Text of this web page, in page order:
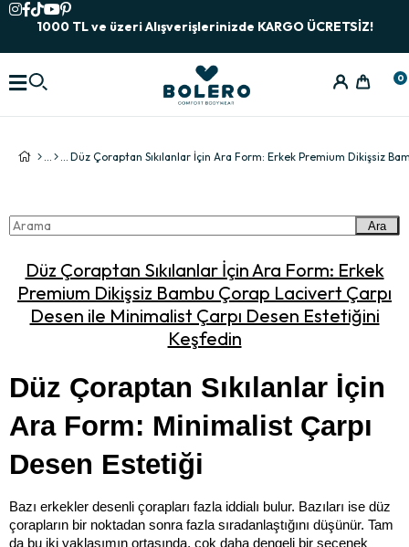
1000 TL ve üzeri Alışverişlerinizde KARGO ÜCRETSİZ!
0
Ara
Düz Çoraptan Sıkılanlar İçin Ara Form: Erkek
Premium Dikişsiz Bambu Çorap Lacivert Çarpı
Desen ile Minimalist Çarpı Desen Estetiğini
Keşfedin
Düz Çoraptan Sıkılanlar İçin
Ara Form: Minimalist Çarpı
Desen Estetiği
Bazı erkekler desenli çorapları fazla iddialı bulur. Bazıları ise düz
çorapların bir noktadan sonra fazla sıradanlaştığını düşünür. Tam
da bu iki yaklaşımın ortasında, çok daha dengeli bir seçenek